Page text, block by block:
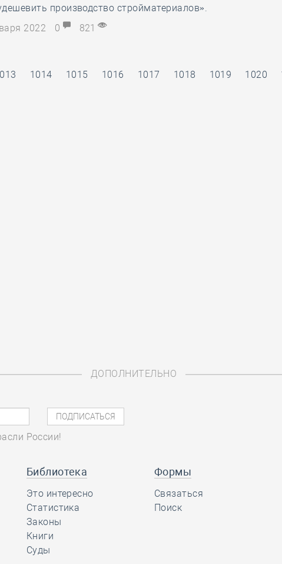
производство стройматериалов».
2022
0 821
1014 1015 1016 1017 1018 1019 1020
ДОПОЛНИТЕЛЬНО
России!
Библиотека
Это интересно
Статистика
Законы
Книги
Суды
Формы
Связаться
Поиск